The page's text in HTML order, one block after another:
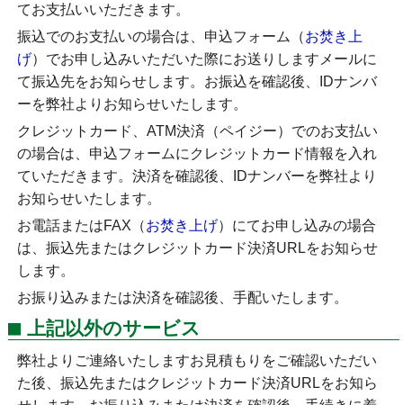
てお支払いいただきます。
振込でのお支払いの場合は、申込フォーム（お焚き上
げ）でお申し込みいただいた際にお送りしますメールに
て振込先をお知らせします。お振込を確認後、IDナンバ
ーを弊社よりお知らせいたします。
クレジットカード、ATM決済（ペイジー）でのお支払い
の場合は、申込フォームにクレジットカード情報を入れ
ていただきます。決済を確認後、IDナンバーを弊社より
お知らせいたします。
お電話またはFAX（お焚き上げ）にてお申し込みの場合
は、振込先またはクレジットカード決済URLをお知らせ
します。
お振り込みまたは決済を確認後、手配いたします。
上記以外のサービス
弊社よりご連絡いたしますお見積もりをご確認いただい
た後、振込先またはクレジットカード決済URLをお知ら